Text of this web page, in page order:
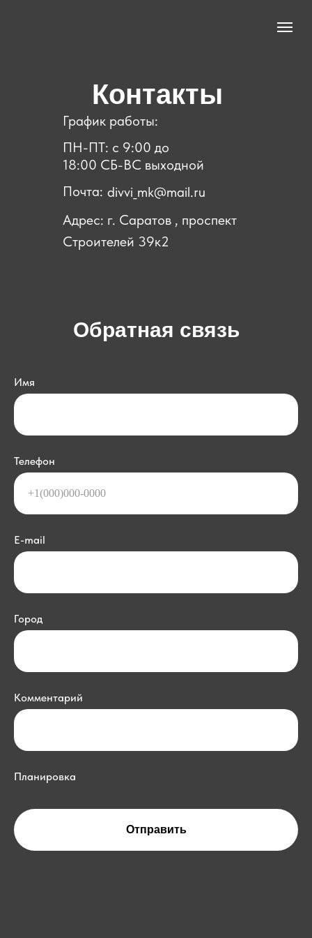
Контакты
График работы:
Адрес: г. Саратов , проспект
Строителей 39к2
Почта: divvi_mk@mail.ru
ПН-ПТ: с 9:00 до
18:00 СБ-ВС выходной
Обратная связь
Имя
Телефон
E-mail
Город
Комментарий
Планировка
Отправить